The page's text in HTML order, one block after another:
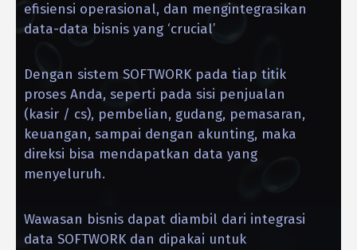
efisiensi operasional, dan mengintegrasikan
data-data bisnis yang ‘crucial’
Dengan sistem SOFTWORK pada tiap titik
proses Anda, seperti pada sisi penjualan
(kasir / cs), pembelian, gudang, pemasaran,
keuangan, sampai dengan akunting, maka
direksi bisa mendapatkan data yang
menyeluruh.
Wawasan bisnis dapat diambil dari integrasi
data SOFTWORK dan dipakai untuk